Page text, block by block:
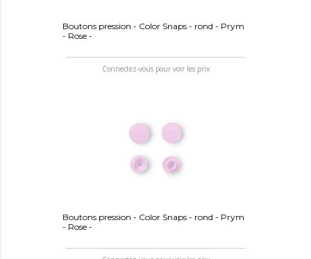
Boutons pression - Color Snaps - rond - Prym
- Rose -
Connectez-vous pour voir les prix
Boutons pression - Color Snaps - rond - Prym
- Rose -